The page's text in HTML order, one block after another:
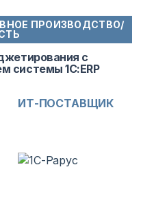
ПРОИЗВОДСТВО/
с
системы 1С:ERP
ИТ-ПОСТАВЩИК